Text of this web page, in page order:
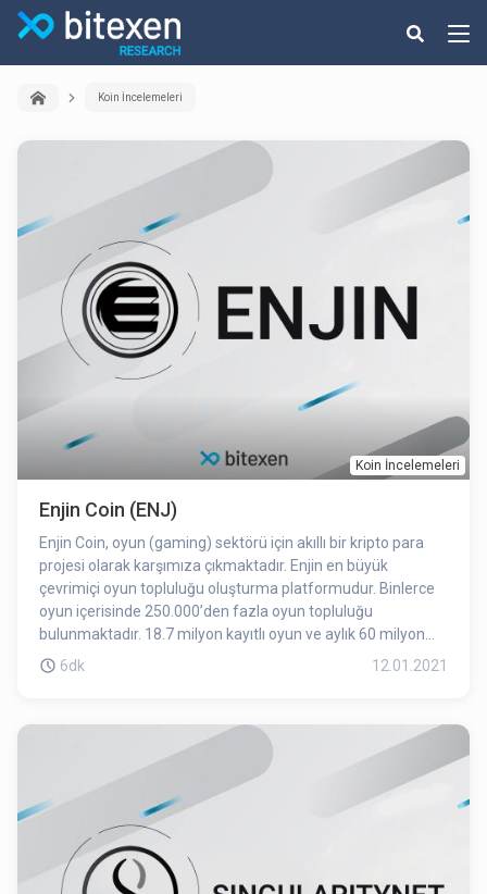
Koin İncelemeleri
Koin İncelemeleri
Enjin Coin (ENJ)
Enjin Coin, oyun (gaming) sektörü için akıllı bir kripto para
projesi olarak karşımıza çıkmaktadır. Enjin en büyük
çevrimiçi oyun topluluğu oluşturma platformudur. Binlerce
oyun içerisinde 250.000’den fazla oyun topluluğu
bulunmaktadır. 18.7 milyon kayıtlı oyun ve aylık 60 milyon
küresel görüntülenmeye sahiptir. Oyun odaklı içerik yönetim
6dk 12.01.2021